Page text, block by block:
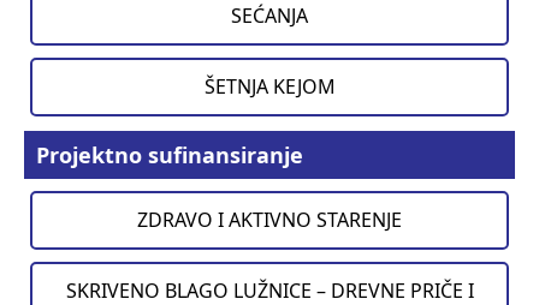
SEĆANJA
ŠETNJA KEJOM
Projektno sufinansiranje
ZDRAVO I AKTIVNO STARENJE
SKRIVENO BLAGO LUŽNICE – DREVNE PRIČE I